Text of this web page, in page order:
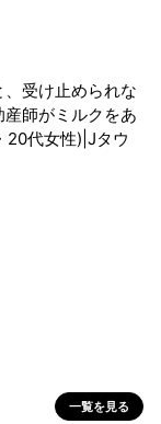
、受け止められな
師がミルクをあ
20代女性)|Jタウ
一覧を見る